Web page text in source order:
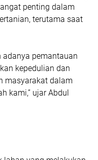
penting dalam
terutama saat
adanya pemantauan
kepedulian dan
masyarakat dalam
kami,” ujar Abdul